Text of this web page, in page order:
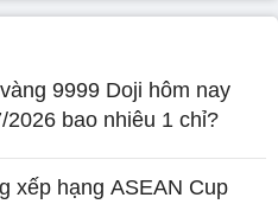
9999 Doji hôm nay
2026 bao nhiêu 1 chỉ?
xếp hạng ASEAN Cup